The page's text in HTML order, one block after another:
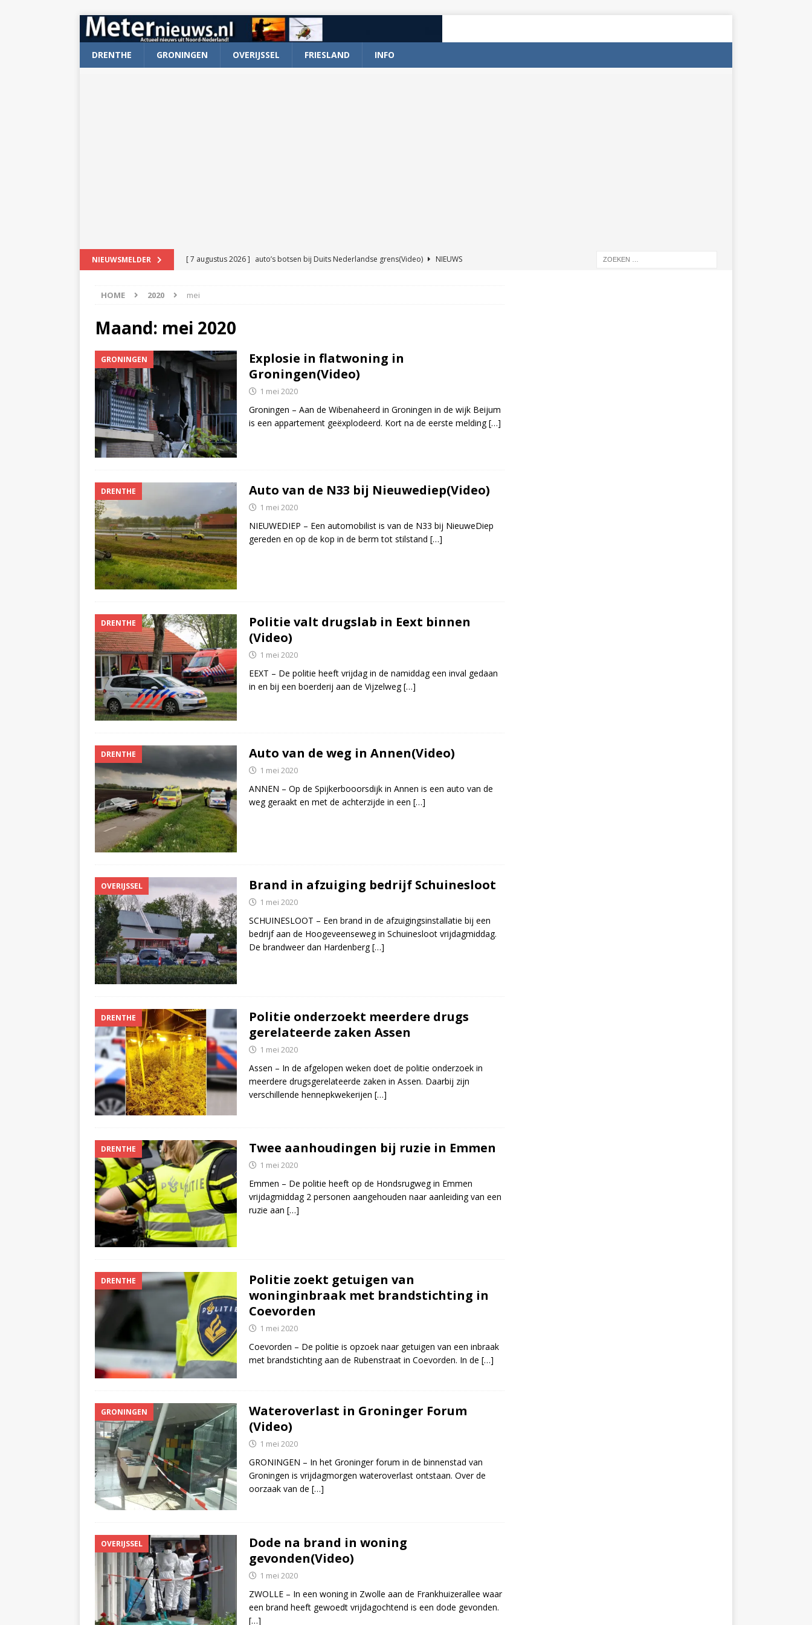
DRENTHE GRONINGEN OVERIJSSEL FRIESLAND INFO
NIEUWSMELDER [ 7 augustus 2026 ] auto’s botsen bij Duits Nederlandse grens(Video)
NIEUWS
[ 6 augustus 2026 ]
NIEUWS
[ 7 augustus 2026 ] Surfer aangevaren op Schildmeer Steendam(Video)
HOME 2020 mei
Maand: mei 2020
GRONINGEN
Explosie in flatwoning in
Groningen(Video)
1 mei 2020
Groningen – Aan de Wibenaheerd in Groningen in de wijk Beijum
is een appartement geëxplodeerd. Kort na de eerste melding[…]
DRENTHE Auto van de N33 bij Nieuwediep(Video)
1 mei 2020
NIEUWEDIEP – Een automobilist is van de N33 bij NieuweDiep
gereden en op de kop in de berm tot stilstand […]
DRENTHE
Politie valt drugslab in Eext binnen
(Video)
1 mei 2020
EEXT – De politie heeft vrijdag in de namiddag een inval gedaan
in en bij een boerderij aan de Vijzelweg[…]
DRENTHE Auto van de weg in Annen(Video)
1 mei 2020
ANNEN – Op de Spijkerbooorsdijk in Annen is een auto van de
weg geraakt en met de achterzijde in een […]
OVERIJSSEL Brand in afzuiging bedrijf Schuinesloot
1 mei 2020
SCHUINESLOOT – Een brand in de afzuigingsinstallatie bij een
bedrijf aan de Hoogeveenseweg in Schuinesloot vrijdagmiddag.
De brandweer dan Hardenberg[…]
DRENTHE
Politie onderzoekt meerdere drugs
gerelateerde zaken Assen
1 mei 2020
Assen – In de afgelopen weken doet de politie onderzoek in
meerdere drugsgerelateerde zaken in Assen. Daarbij zijn
verschillende hennepkwekerijen […]
DRENTHE Twee aanhoudingen bij ruzie in Emmen
1 mei 2020
Emmen – De politie heeft op de Hondsrugweg in Emmen
vrijdagmiddag 2 personen aangehouden naar aanleiding van een
ruzie aan […]
DRENTHE
Politie zoekt getuigen van
woninginbraak met brandstichting in
Coevorden
1 mei 2020
Coevorden – De politie is opzoek naar getuigen van een inbraak
met brandstichting aan de Rubenstraat in Coevorden. In de […]
GRONINGEN
Wateroverlast in Groninger Forum
(Video)
1 mei 2020
GRONINGEN – In het Groninger forum in de binnenstad van
Groningen is vrijdagmorgen wateroverlast ontstaan. Over de
oorzaak van de […]
OVERIJSSEL
Dode na brand in woning
gevonden(Video)
1 mei 2020
ZWOLLE – In een woning in Zwolle aan de Frankhuizerallee waar
een brand heeft gewoedt vrijdagochtend is een dode gevonden.
[…]